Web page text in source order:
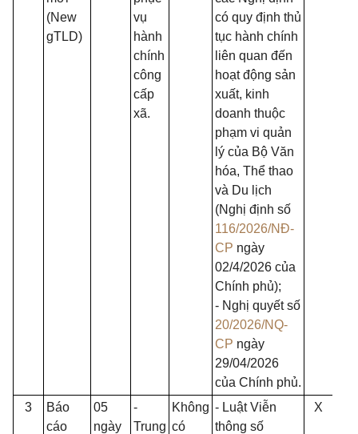
(New
gTLD)
vụ
hành
chính
công
cấp
xã.
có quy định thủ
tục hành chính
liên quan đến
hoạt động sản
xuất, kinh
doanh thuộc
phạm vi quản
lý của Bộ Văn
hóa, Thể thao
và Du lịch
(Nghị định số
116/2026/NĐ-
CP ngày
02/4/2026 của
Chính phủ);
- Nghị quyết số
20/2026/NQ-
CP ngày
29/04/2026
của Chính phủ.
3
Báo
cáo
05
ngày
-
Trung
Không
có
- Luật Viễn
thông số
X